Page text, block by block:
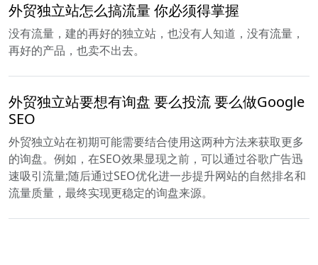
外贸独立站怎么搞流量 你必须得掌握
没有流量，建的再好的独立站，也没有人知道，没有流量，
再好的产品，也卖不出去。
外贸独立站要想有询盘 要么投流 要么做Google
SEO
外贸独立站在初期可能需要结合使用这两种方法来获取更多
的询盘。例如，在SEO效果显现之前，可以通过谷歌广告迅
速吸引流量;随后通过SEO优化进一步提升网站的自然排名和
流量质量，最终实现更稳定的询盘来源。